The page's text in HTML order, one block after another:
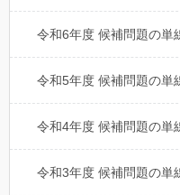
令和6年度 候補問題の単
令和5年度 候補問題の単
令和4年度 候補問題の単
令和3年度 候補問題の単